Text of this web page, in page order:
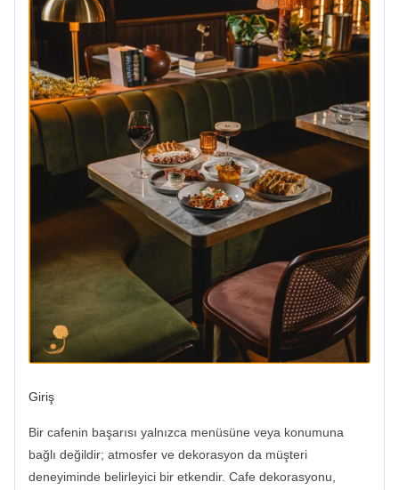
Giriş
Bir cafenin başarısı yalnızca menüsüne veya konumuna
bağlı değildir; atmosfer ve dekorasyon da müşteri
deneyiminde belirleyici bir etkendir. Cafe dekorasyonu,